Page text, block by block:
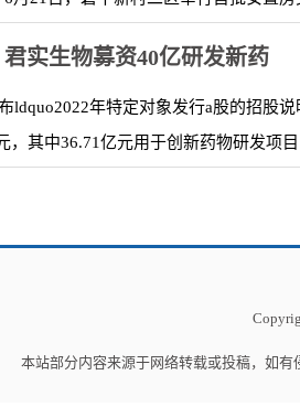
实生物募资40亿研发新药
ldquo2022年特定对象发行a股的招股
，其中36.71亿元用于创新药物研发项
本站部分内容来源于网络转载或投稿，如